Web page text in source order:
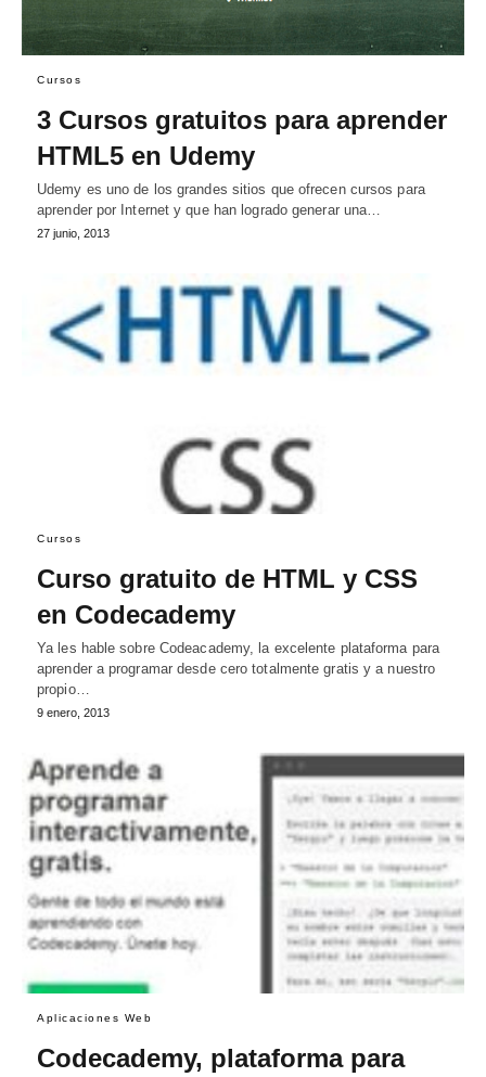
Cursos
3 Cursos gratuitos para aprender
HTML5 en Udemy
Udemy es uno de los grandes sitios que ofrecen cursos para
aprender por Internet y que han logrado generar una…
27 junio, 2013
Cursos
Curso gratuito de HTML y CSS
en Codecademy
Ya les hable sobre Codeacademy, la excelente plataforma para
aprender a programar desde cero totalmente gratis y a nuestro
propio…
9 enero, 2013
Aplicaciones Web
Codecademy, plataforma para